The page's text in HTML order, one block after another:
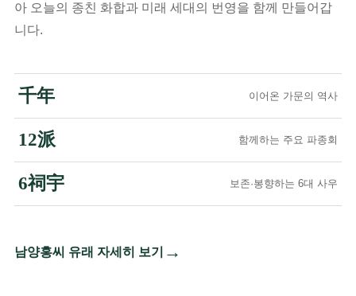
아 오늘의 종친 화합과 미래 세대의 번영을 함께 만들어갑
니다.
千年 이어온 가문의 역사
12派 함께하는 주요 파종회
6祠宇 보존·봉향하는 6대 사우
남양홍씨 유래 자세히 보기 →